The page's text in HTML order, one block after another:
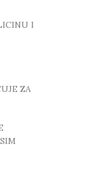
I
ZA